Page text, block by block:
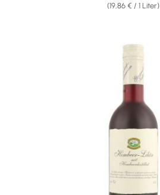
(19,86 € / 1 Liter)